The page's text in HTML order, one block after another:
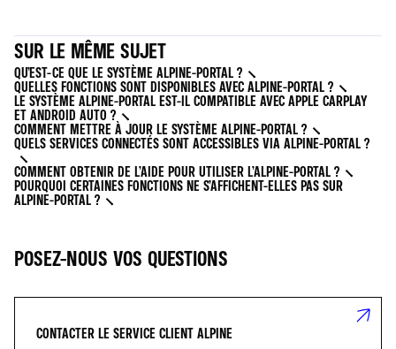
SUR LE MÊME SUJET
QU’EST-CE QUE LE SYSTÈME ALPINE-PORTAL ?
QUELLES FONCTIONS SONT DISPONIBLES AVEC ALPINE-PORTAL ?
LE SYSTÈME ALPINE-PORTAL EST-IL COMPATIBLE AVEC APPLE CARPLAY
ET ANDROID AUTO ?
COMMENT METTRE À JOUR LE SYSTÈME ALPINE-PORTAL ?
QUELS SERVICES CONNECTÉS SONT ACCESSIBLES VIA ALPINE-PORTAL ?
COMMENT OBTENIR DE L’AIDE POUR UTILISER L’ALPINE-PORTAL ?
POURQUOI CERTAINES FONCTIONS NE S’AFFICHENT-ELLES PAS SUR
ALPINE-PORTAL ?
POSEZ-NOUS VOS QUESTIONS
CONTACTER LE SERVICE CLIENT ALPINE